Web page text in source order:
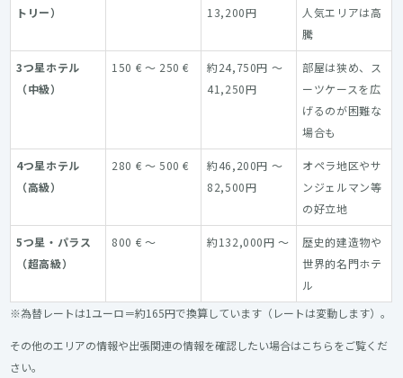
トリー）
13,200円
人気エリアは高
騰
3つ星ホテル
（中級）
150 € ～ 250 €
約24,750円 ～
41,250円
部屋は狭め、ス
ーツケースを広
げるのが困難な
場合も
4つ星ホテル
（高級）
280 € ～ 500 €
約46,200円 ～
82,500円
オペラ地区やサ
ンジェルマン等
の好立地
5つ星・パラス
（超高級）
800 € ～ 約132,000円 ～
歴史的建造物や
世界的名門ホテ
ル
※為替レートは1ユーロ＝約165円で換算しています（レートは変動します）。
その他のエリアの情報や出張関連の情報を確認したい場合はこちらをご覧くだ
さい。